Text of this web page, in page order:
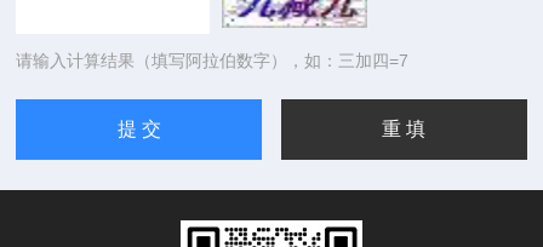
请输入计算结果（填写阿拉伯数字），如：三加四=7